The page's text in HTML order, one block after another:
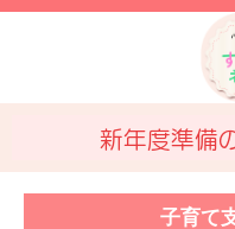
新年度準備
子育て